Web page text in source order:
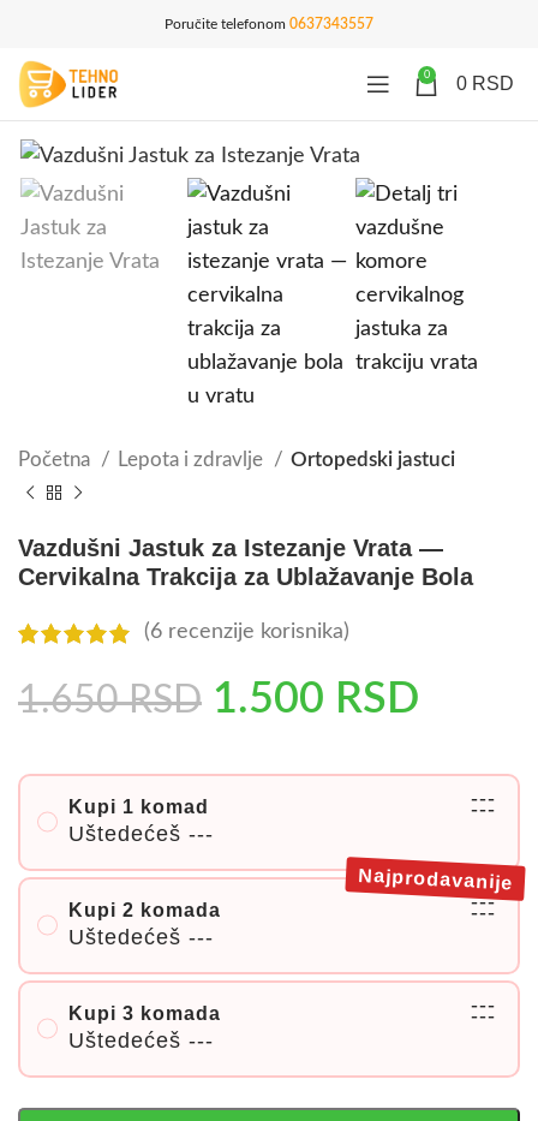
Poručite telefonom 0637343557
0 0 RSD
Početna Lepota i zdravlje Ortopedski jastuci
Vazdušni Jastuk za Istezanje Vrata —
Cervikalna Trakcija za Ublažavanje Bola
(6 recenzije korisnika)
1.650RSD 1.500 RSD
Kupi 1 komad
Uštedećeš ---
---
---
Kupi 2 komada
Uštedećeš ---
---
---
Najprodavanije
Kupi 3 komada
Uštedećeš ---
---
---